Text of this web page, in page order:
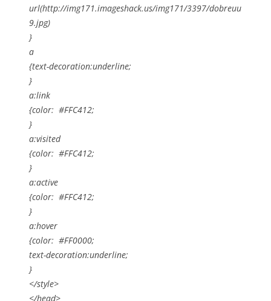
url(http://img171.imageshack.us/img171/3397/dobreuu
9.jpg)
}
a
{text-decoration:underline;
}
a:link
{color: #FFC412;
}
a:visited
{color: #FFC412;
}
a:active
{color: #FFC412;
}
a:hover
{color: #FF0000;
text-decoration:underline;
}
</style>
</head>